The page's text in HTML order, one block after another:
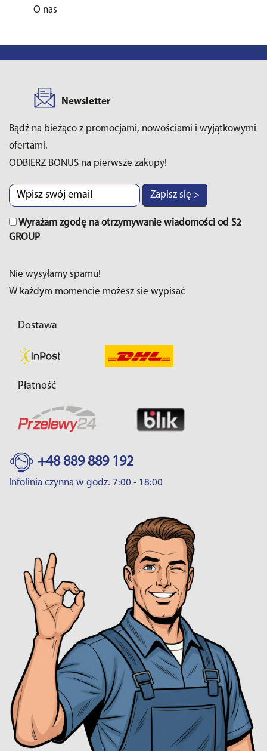
O nas
Newsletter
Bądź na bieżąco z promocjami, nowościami i wyjątkowymi
ofertami.
ODBIERZ BONUS na pierwsze zakupy!
Zapisz się >
Wyrażam zgodę na otrzymywanie wiadomości od S2
GROUP
Nie wysyłamy spamu!
W każdym momencie możesz sie wypisać
Dostawa
Płatność
+48 889 889 192
Infolinia czynna w godz. 7:00 - 18:00